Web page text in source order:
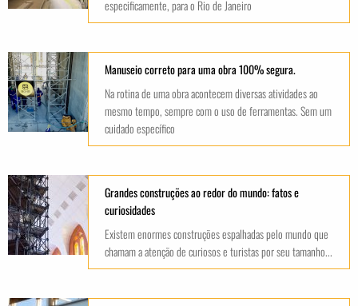
especificamente, para o Rio de Janeiro
Manuseio correto para uma obra 100% segura.
Na rotina de uma obra acontecem diversas atividades ao
mesmo tempo, sempre com o uso de ferramentas. Sem um
cuidado específico
Grandes construções ao redor do mundo: fatos e
curiosidades
Existem enormes construções espalhadas pelo mundo que
chamam a atenção de curiosos e turistas por seu tamanho...